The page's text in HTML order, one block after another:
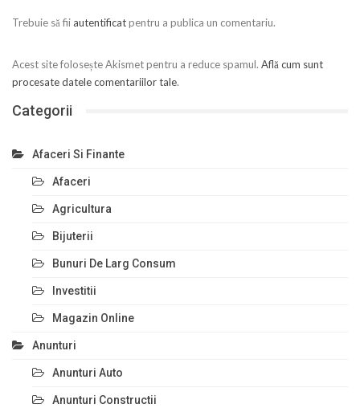
Trebuie să fii autentificatpentru a publica un comentariu.
Acest site folosește Akismet pentru a reduce spamul. Află cum sunt
procesate datele comentariilor tale.
Categorii
Afaceri Si Finante
Afaceri
Agricultura
Bijuterii
Bunuri De Larg Consum
Investitii
Magazin Online
Anunturi
Anunturi Auto
Anunturi Constructii